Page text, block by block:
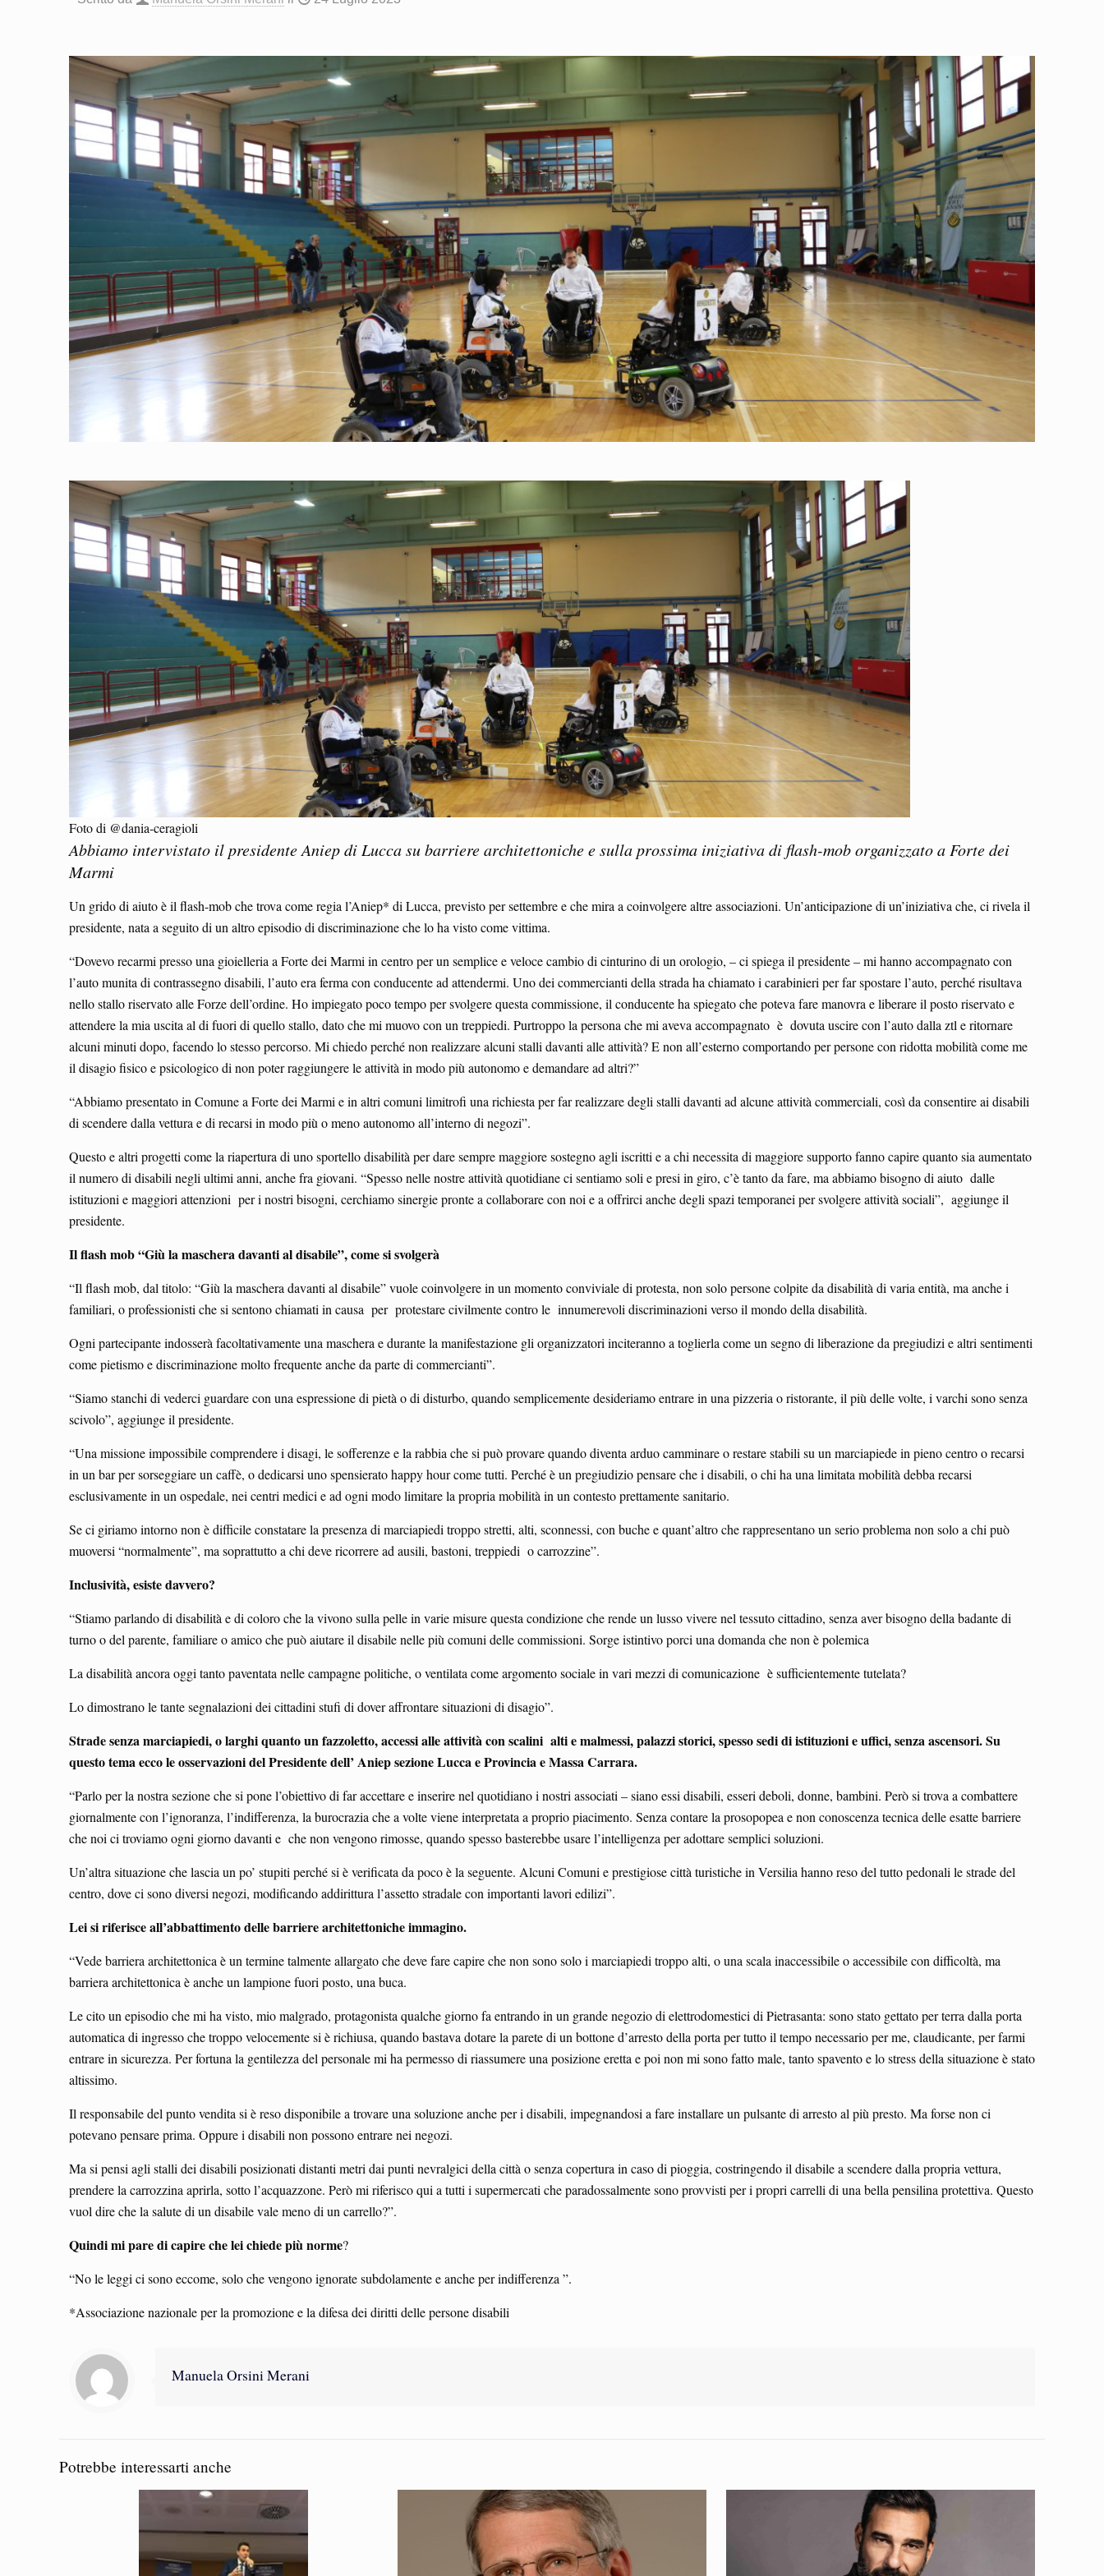
Foto di @dania-ceragioli
Abbiamo intervistato il presidente Aniep di Lucca su barriere architettoniche e sulla prossima iniziativa di flash-mob organizzato a Forte dei
Marmi
Un grido di aiuto è il flash-mob che trova come regia l’Aniep* di Lucca, previsto per settembre e che mira a coinvolgere altre associazioni. Un’anticipazione di un’iniziativa che, ci rivela il
presidente, nata a seguito di un altro episodio di discriminazione che lo ha visto come vittima.
“Dovevo recarmi presso una gioielleria a Forte dei Marmi in centro per un semplice e veloce cambio di cinturino di un orologio, – ci spiega il presidente – mi hanno accompagnato con
l’auto munita di contrassegno disabili, l’auto era ferma con conducente ad attendermi. Uno dei commercianti della strada ha chiamato i carabinieri per far spostare l’auto, perché risultava
nello stallo riservato alle Forze dell’ordine. Ho impiegato poco tempo per svolgere questa commissione, il conducente ha spiegato che poteva fare manovra e liberare il posto riservato e
attendere la mia uscita al di fuori di quello stallo, dato che mi muovo con un treppiedi. Purtroppo la persona che mi aveva accompagnato è dovuta uscire con l’auto dalla ztl e ritornare
alcuni minuti dopo, facendo lo stesso percorso. Mi chiedo perché non realizzare alcuni stalli davanti alle attività? E non all’esterno comportando per persone con ridotta mobilità come me
il disagio fisico e psicologico di non poter raggiungere le attività in modo più autonomo e demandare ad altri?”
“Abbiamo presentato in Comune a Forte dei Marmi e in altri comuni limitrofi una richiesta per far realizzare degli stalli davanti ad alcune attività commerciali, così da consentire ai disabili
di scendere dalla vettura e di recarsi in modo più o meno autonomo all’interno di negozi”.
Questo e altri progetti come la riapertura di uno sportello disabilità per dare sempre maggiore sostegno agli iscritti e a chi necessita di maggiore supporto fanno capire quanto sia aumentato
il numero di disabili negli ultimi anni, anche fra giovani. “Spesso nelle nostre attività quotidiane ci sentiamo soli e presi in giro, c’è tanto da fare, ma abbiamo bisogno di aiuto dalle
istituzioni e maggiori attenzioni per i nostri bisogni, cerchiamo sinergie pronte a collaborare con noi e a offrirci anche degli spazi temporanei per svolgere attività sociali”, aggiunge il
presidente.
Il flash mob “Giù la maschera davanti al disabile”, come si svolgerà
“Il flash mob, dal titolo: “Giù la maschera davanti al disabile” vuole coinvolgere in un momento conviviale di protesta, non solo persone colpite da disabilità di varia entità, ma anche i
familiari, o professionisti che si sentono chiamati in causa per protestare civilmente contro le innumerevoli discriminazioni verso il mondo della disabilità.
Ogni partecipante indosserà facoltativamente una maschera e durante la manifestazione gli organizzatori inciteranno a toglierla come un segno di liberazione da pregiudizi e altri sentimenti
come pietismo e discriminazione molto frequente anche da parte di commercianti”.
“Siamo stanchi di vederci guardare con una espressione di pietà o di disturbo, quando semplicemente desideriamo entrare in una pizzeria o ristorante, il più delle volte, i varchi sono senza
scivolo”, aggiunge il presidente.
“Una missione impossibile comprendere i disagi, le sofferenze e la rabbia che si può provare quando diventa arduo camminare o restare stabili su un marciapiede in pieno centro o recarsi
in un bar per sorseggiare un caffè, o dedicarsi uno spensierato happy hour come tutti. Perché è un pregiudizio pensare che i disabili, o chi ha una limitata mobilità debba recarsi
esclusivamente in un ospedale, nei centri medici e ad ogni modo limitare la propria mobilità in un contesto prettamente sanitario.
Se ci giriamo intorno non è difficile constatare la presenza di marciapiedi troppo stretti, alti, sconnessi, con buche e quant’altro che rappresentano un serio problema non solo a chi può
muoversi “normalmente”, ma soprattutto a chi deve ricorrere ad ausili, bastoni, treppiedi o carrozzine”.
Inclusività, esiste davvero?
“Stiamo parlando di disabilità e di coloro che la vivono sulla pelle in varie misure questa condizione che rende un lusso vivere nel tessuto cittadino, senza aver bisogno della badante di
turno o del parente, familiare o amico che può aiutare il disabile nelle più comuni delle commissioni. Sorge istintivo porci una domanda che non è polemica
La disabilità ancora oggi tanto paventata nelle campagne politiche, o ventilata come argomento sociale in vari mezzi di comunicazione è sufficientemente tutelata?
Lo dimostrano le tante segnalazioni dei cittadini stufi di dover affrontare situazioni di disagio”.
Strade senza marciapiedi, o larghi quanto un fazzoletto, accessi alle attività con scalini alti e malmessi, palazzi storici, spesso sedi di istituzioni e uffici, senza ascensori.Su
questo tema ecco le osservazioni delPresidente dell’ Aniep sezione Lucca e Provincia e Massa Carrara.
“Parlo per la nostra sezione che si pone l’obiettivo di far accettare e inserire nel quotidiano i nostri associati – siano essi disabili, esseri deboli, donne, bambini. Però si trova a combattere
giornalmente con l’ignoranza, l’indifferenza, la burocrazia che a volte viene interpretata a proprio piacimento. Senza contare la prosopopea e non conoscenza tecnica delle esatte barriere
che noi ci troviamo ogni giorno davanti e che non vengono rimosse, quando spesso basterebbe usare l’intelligenza per adottare semplici soluzioni.
Un’altra situazione che lascia un po’ stupiti perché si è verificata da poco è la seguente. Alcuni Comuni e prestigiose città turistiche in Versilia hanno reso del tutto pedonali le strade del
centro, dove ci sono diversi negozi, modificando addirittura l’assetto stradale con importanti lavori edilizi”.
Lei si riferisce all’abbattimento delle barriere architettoniche immagino.
“Vede barriera architettonica è un termine talmente allargato che deve fare capire che non sono solo i marciapiedi troppo alti, o una scala inaccessibile o accessibile con difficoltà, ma
barriera architettonica è anche un lampione fuori posto, una buca.
Le cito un episodio che mi ha visto, mio malgrado, protagonista qualche giorno fa entrando in un grande negozio di elettrodomestici di Pietrasanta: sono stato gettato per terra dalla porta
automatica di ingresso che troppo velocemente si è richiusa, quando bastava dotare la parete di un bottone d’arresto della porta per tutto il tempo necessario per me, claudicante, per farmi
entrare in sicurezza. Per fortuna la gentilezza del personale mi ha permesso di riassumere una posizione eretta e poi non mi sono fatto male, tanto spavento e lo stress della situazione è stato
altissimo.
Il responsabile del punto vendita si è reso disponibile a trovare una soluzione anche per i disabili, impegnandosi a fare installare un pulsante di arresto al più presto. Ma forse non ci
potevano pensare prima. Oppure i disabili non possono entrare nei negozi.
Ma si pensi agli stalli dei disabili posizionati distanti metri dai punti nevralgici della città o senza copertura in caso di pioggia, costringendo il disabile a scendere dalla propria vettura,
prendere la carrozzina aprirla, sotto l’acquazzone. Però mi riferisco qui a tutti i supermercati che paradossalmente sono provvisti per i propri carrelli di una bella pensilina protettiva. Questo
vuol dire che la salute di un disabile vale meno di un carrello?”.
Quindi mi pare di capire che lei chiede più norme?
“No le leggi ci sono eccome, solo che vengono ignorate subdolamente e anche per indifferenza ”.
*Associazione nazionale per la promozione e la difesa dei diritti delle persone disabili
Manuela Orsini Merani
Potrebbe interessarti anche